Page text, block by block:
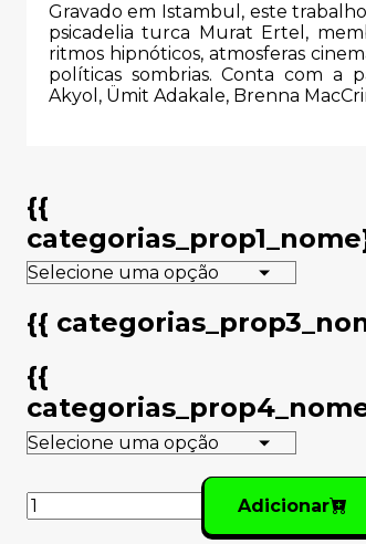
Gravado em Istambul, este
psicadelia turca Murat Ertel,
ritmos hipnóticos, atmosferas
políticas sombrias. Conta com a
Akyol, Ümit Adakale, Brenna
{{
{{
{{
Adicionar